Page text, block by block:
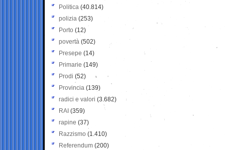
Politica (40.814)
polizia (253)
Porto (12)
povertà (502)
Presepe (14)
Primarie (149)
Prodi (52)
Provincia (139)
radici e valori (3.682)
RAI (359)
rapine (37)
Razzismo (1.410)
Referendum (200)